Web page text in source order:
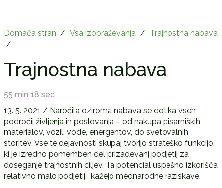
Domača stran / Vsa izobraževanja / Trajnostna nabava
/
Trajnostna nabava
55 min 18 sec
13. 5. 2021 / Naročila oziroma nabava se dotika vseh
področij življenja in poslovanja – od nakupa pisarniških
materialov, vozil, vode, energentov, do svetovalnih
storitev. Vse te dejavnosti skupaj tvorijo strateško funkcijo,
ki je izredno pomemben del prizadevanj podjetij za
doseganje trajnostnih ciljev. Ta potencial uspešno izkorišča
relativno malo podjetij, kažejo mednarodne raziskave.